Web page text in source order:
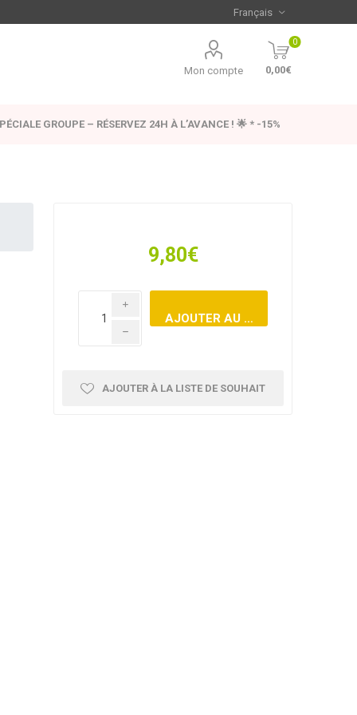
Mon compte
0
0,00€
GROUPE – RÉSERVEZ 24H À L’AVANCE ! 🌟 * -15%
9,80€
i
h
AJOUTER À LA LISTE DE SOUHAIT